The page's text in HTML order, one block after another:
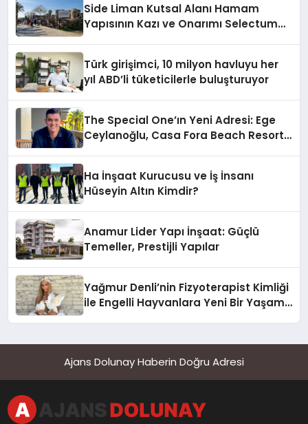
Side Liman Kutsal Alanı Hamam
Yapısının Kazı ve Onarımı Selectum
Türk girişimci, 10 milyon havluyu her
yıl ABD’li tüketicilerle buluşturuyor
The Special One’ın Yeni Adresi: Ege
Ceylanoğlu, Casa Fora Beach Resort
Ha İnşaat Kurucusu ve İş İnsanı
Hüseyin Altın Kimdir?
Anamur Lider Yapı İnşaat: Güçlü
Temeller, Prestijli Yapılar
Yağmur Denli’nin Fizyoterapist Kimliği
ile Engelli Hayvanlara Yeni Bir Yaşam
Ajans Dolunay Haberin Doğru Adresi